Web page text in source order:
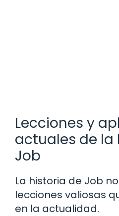
Lecciones y
actuales de la
Job
La historia de Job
lecciones valiosas
en la actualidad.